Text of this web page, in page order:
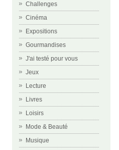
Challenges
Cinéma
Expositions
Gourmandises
J'ai testé pour vous
Jeux
Lecture
Livres
Loisirs
Mode & Beauté
Musique